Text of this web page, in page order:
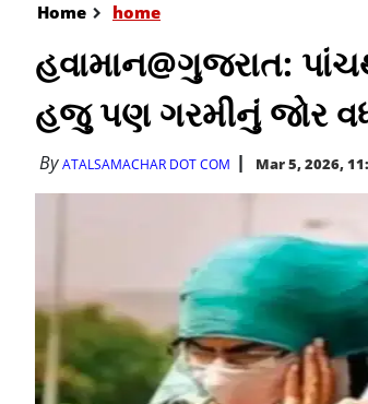
Home home
હવામાન@ગુજરાત:
હજુ પણ ગરમીનું જોર
ByATALSAMACHAR DOT COM Mar 5, 2026,